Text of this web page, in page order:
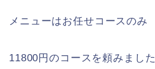
メニューはお任せコースのみ
11800円のコースを頼みました